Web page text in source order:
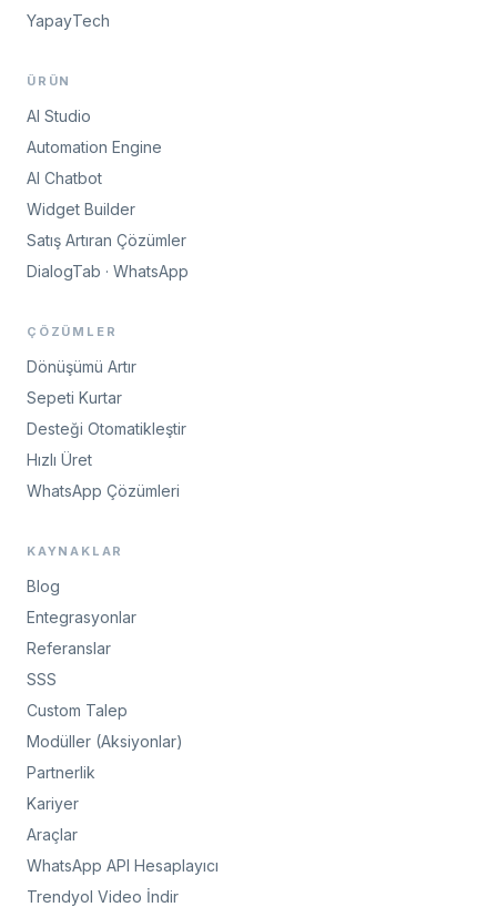
YapayTech
ÜRÜN
AI Studio
Automation Engine
AI Chatbot
Widget Builder
Satış Artıran Çözümler
DialogTab · WhatsApp
ÇÖZÜMLER
Dönüşümü Artır
Sepeti Kurtar
Desteği Otomatikleştir
Hızlı Üret
WhatsApp Çözümleri
KAYNAKLAR
Blog
Entegrasyonlar
Referanslar
SSS
Custom Talep
Modüller (Aksiyonlar)
Partnerlik
Kariyer
Araçlar
WhatsApp API Hesaplayıcı
Trendyol Video İndir